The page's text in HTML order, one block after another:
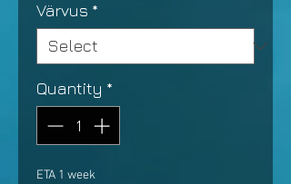
Värvus *
Quantity *
ETA 1 week